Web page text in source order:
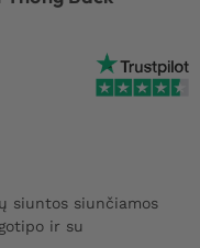
siuntos siunčiamos
ir su